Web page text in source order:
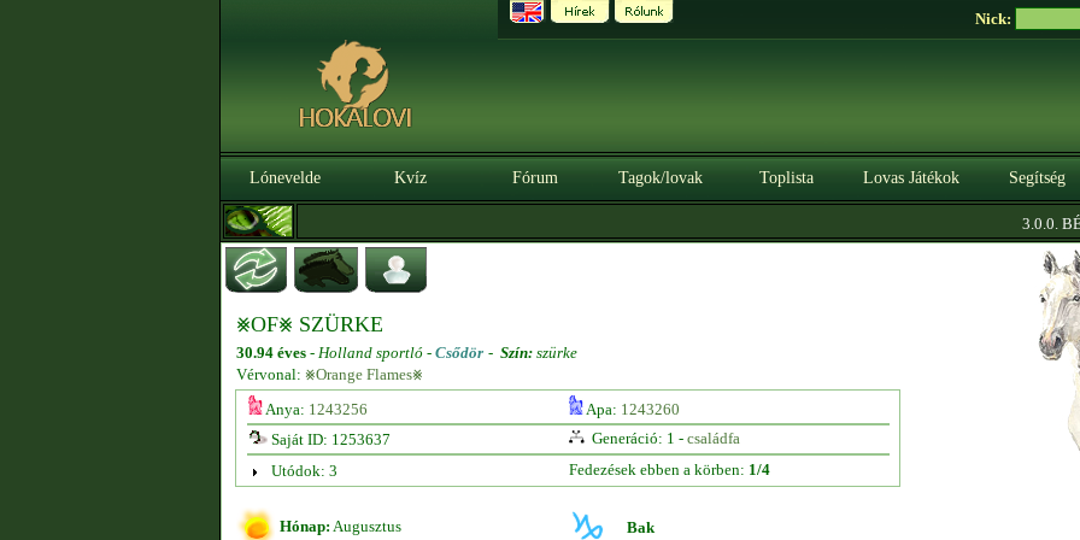
Nick:
Lónevelde Kvíz Fórum Tagok/lovak Toplista Lovas Játékok Segítség
3.0.0.
⨳OF⨳ SZÜRKE
30.94 éves - Holland sportló - Csődör - Szín: szürke
Vérvonal: ⨳Orange Flames⨳
Anya: 1243256 Apa: 1243260
Saját ID: 1253637
Generáció: 1 - családfa
Utódok: 3
Fedezések ebben a körben: 1/4
Hónap: Augusztus Bak